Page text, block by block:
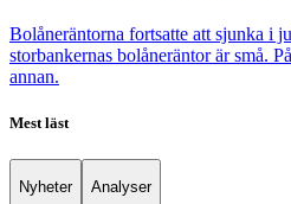
Bolåneräntorna fortsatte att sjunka i
storbankernas bolåneräntor är små.
annan.
Mest läst
Nyheter Analyser